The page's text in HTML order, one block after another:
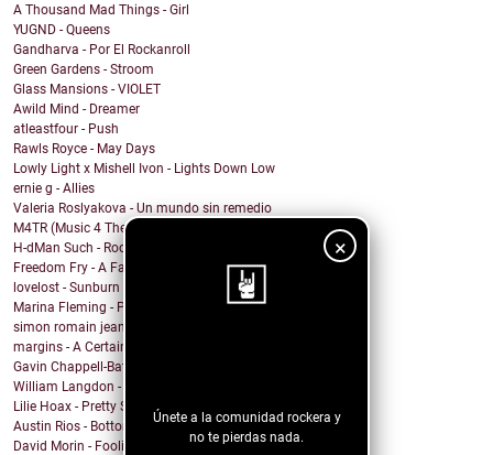
×
Únete a la comunidad rockera y
no te pierdas nada.
A Thousand Mad Things - Girl
YUGND - Queens
Gandharva - Por El Rockanroll
Green Gardens - Stroom
Glass Mansions - VIOLET
Awild Mind - Dreamer
atleastfour - Push
Rawls Royce - May Days
Lowly Light x Mishell Ivon - Lights Down Low
ernie g - Allies
Valeria Roslyakova - Un mundo sin remedio
M4TR (Music 4 The Revolution) - Life Without Her
H-dMan Such - Room 13
Freedom Fry - A Farewell
lovelost - Sunburn
Marina Fleming - Pills
simon romain jean - Vulnerable
margins - A Certain Light
Gavin Chappell-Bates - Simple Life
William Langdon - I Won't Be Less
Lilie Hoax - Pretty Sweet Little Mess
Austin Rios - Bottom of This Bottle
David Morin - Foolish